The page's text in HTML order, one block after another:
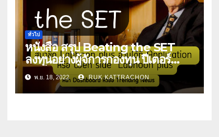
ทั่วไป
หนังสือ สรุป Beating the SET
ลงทุนอย่างผู้จัการกองทุน ปีเตอร์
ลินช์พ.ย. 18, 2022 RUK KATTRACHON